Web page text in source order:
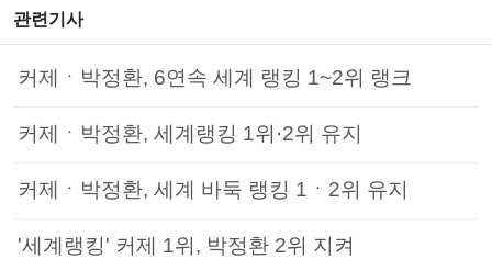
관련기사
커제ㆍ박정환, 6연속 세계 랭킹 1~2위 랭크
커제ㆍ박정환, 세계랭킹 1위·2위 유지
커제ㆍ박정환, 세계 바둑 랭킹 1ㆍ2위 유지
'세계랭킹' 커제 1위, 박정환 2위 지켜